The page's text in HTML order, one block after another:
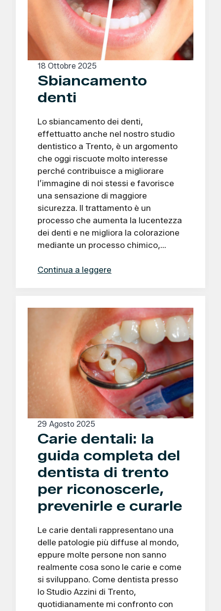
18 Ottobre 2025
Sbiancamento
denti
Lo sbiancamento dei denti,
effettuatto anche nel nostro studio
dentistico a Trento, è un argomento
che oggi riscuote molto interesse
perché contribuisce a migliorare
l’immagine di noi stessi e favorisce
una sensazione di maggiore
sicurezza. Il trattamento è un
processo che aumenta la lucentezza
dei denti e ne migliora la colorazione
mediante un processo chimico,…
Continua a leggere
29 Agosto 2025
Carie dentali: la
guida completa del
dentista di trento
per riconoscerle,
prevenirle e curarle
Le carie dentali rappresentano una
delle patologie più diffuse al mondo,
eppure molte persone non sanno
realmente cosa sono le carie e come
si sviluppano. Come dentista presso
lo Studio Azzini di Trento,
quotidianamente mi confronto con